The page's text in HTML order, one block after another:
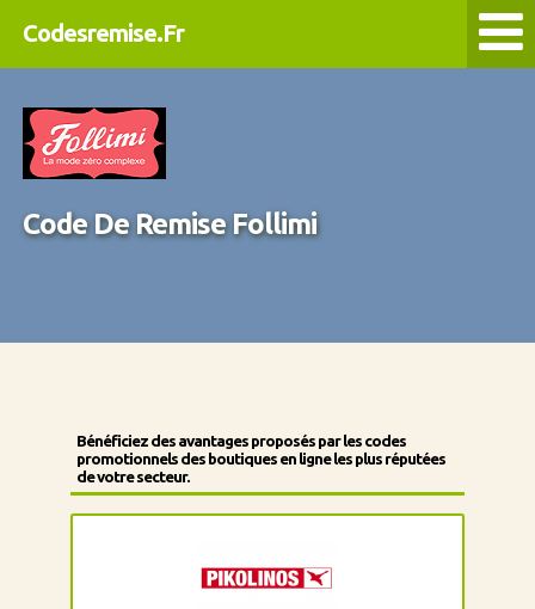
Codesremise.Fr
Code De Remise Follimi
Bénéficiez des avantages proposés par les codes
promotionnels des boutiques en ligne les plus réputées
de votre secteur.